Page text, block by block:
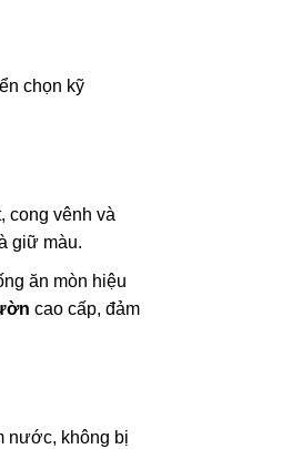
chọn kỹ
cong vênh và
giữ màu.
ăn mòn hiệu
cao cấp, đảm
nước, không bị